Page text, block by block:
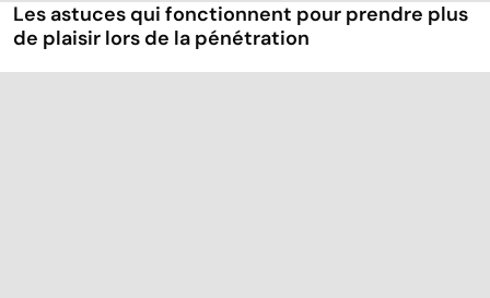
Les astuces qui fonctionnent pour prendre plus
de plaisir lors de la pénétration